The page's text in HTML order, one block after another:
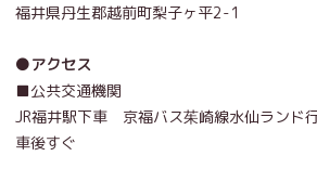
福井県丹生郡越前町梨子ヶ平2-1
●アクセス
■公共交通機関
JR福井駅下車 京福バス茱崎線水仙ランド
車後すぐ